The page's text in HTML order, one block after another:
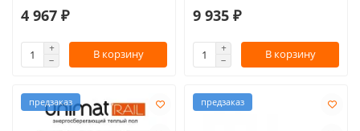
4 967 ₽
В корзину
9 935 ₽
В корзину
предзаказ предзаказ